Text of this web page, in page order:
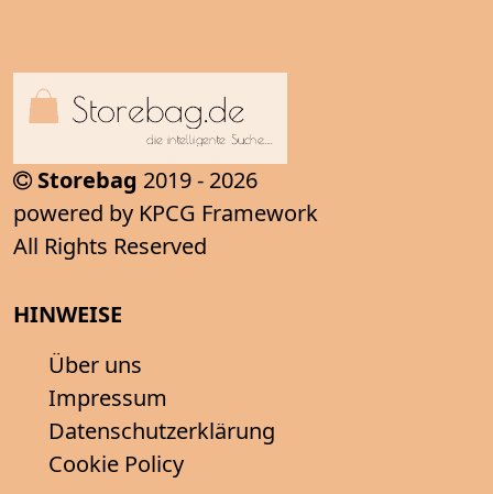
Storebag 2019 - 2026
powered by KPCG Framework
All Rights Reserved
HINWEISE
Über uns
Impressum
Datenschutzerklärung
Cookie Policy